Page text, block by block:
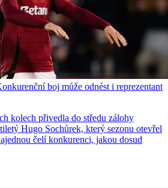
boj může odnést i reprezentant
kolech přivedla do středu zálohy
Hugo Sochůrek, který sezonu otevřel
čelí konkurenci, jakou dosud